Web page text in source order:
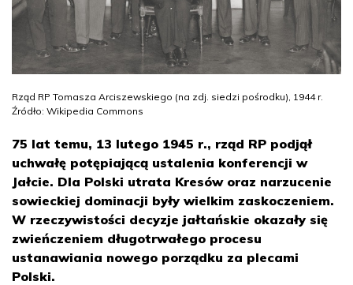
Rząd RP Tomasza Arciszewskiego (na zdj. siedzi pośrodku), 1944 r.
Źródło: Wikipedia Commons
75 lat temu, 13 lutego 1945 r., rząd RP podjął
uchwałę potępiającą ustalenia konferencji w
Jałcie. Dla Polski utrata Kresów oraz narzucenie
sowieckiej dominacji były wielkim zaskoczeniem.
W rzeczywistości decyzje jałtańskie okazały się
zwieńczeniem długotrwałego procesu
ustanawiania nowego porządku za plecami
Polski.